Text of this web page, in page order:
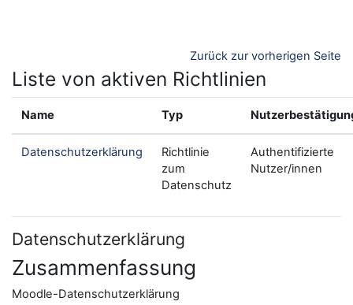
Zurück zur vorherigen Seite
Liste von aktiven Richtlinien
Name Typ
Datenschutzerklärung
Richtlinie
zum
Datenschutz
Authentifizierte
Nutzer/innen
Datenschutzerklärung
Zusammenfassung
Moodle-Datenschutzerklärung